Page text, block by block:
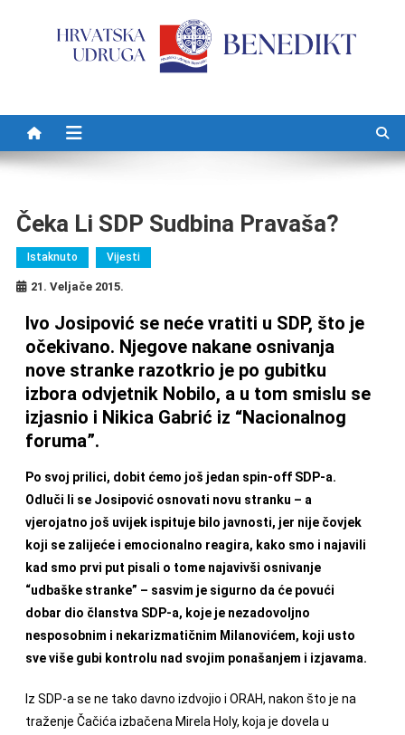
Čeka Li SDP Sudbina Pravaša?
Istaknuto Vijesti
21. Veljače 2015.
Ivo Josipović se neće vratiti u SDP, što je
očekivano. Njegove nakane osnivanja
nove stranke razotkrio je po gubitku
izbora odvjetnik Nobilo, a u tom smislu se
izjasnio i Nikica Gabrić iz “Nacionalnog
foruma”.
Po svoj prilici, dobit ćemo još jedan spin-off SDP-a.
Odluči li se Josipović osnovati novu stranku – a
vjerojatno još uvijek ispituje bilo javnosti, jer nije čovjek
koji se zalijeće i emocionalno reagira, kako smo i najavili
kad smo prvi put pisali o tome najavivši osnivanje
“udbaške stranke” – sasvim je sigurno da će povući
dobar dio članstva SDP-a, koje je nezadovoljno
nesposobnim i nekarizmatičnim Milanovićem, koji usto
sve više gubi kontrolu nad svojim ponašanjem i izjavama.
Iz SDP-a se ne tako davno izdvojio i ORAH, nakon što je na
traženje Čačića izbačena Mirela Holy, koja je dovela u